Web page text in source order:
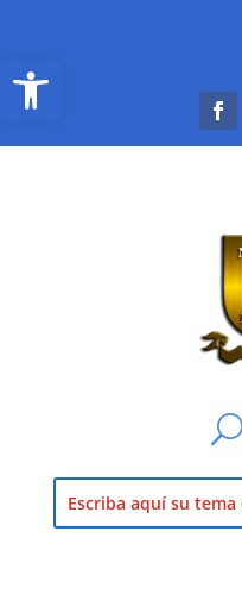
Abrir barra de herramientas